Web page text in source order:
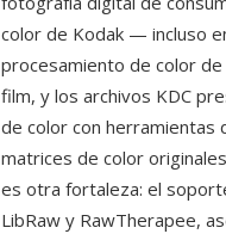
color de Kodak — incluso
procesamiento de color
film, y los archivos KDC
de color con herramientas
matrices de color
es otra fortaleza: el
LibRaw y RawTherapee,